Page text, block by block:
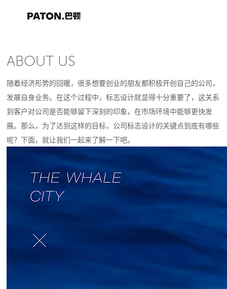
ABOUT US
随着经济形势的回暖，很多想要创业的朋友都积极开创自己的公司，
发展自身业务。在这个过程中，标志设计就显得十分重要了，这关系
到客户对公司是否能够留下深刻的印象，在市场环境中能够更快发
展。那么，为了达到这样的目标，公司标志设计的关键点到底有哪些
呢？下面，就让我们一起来了解一下吧。